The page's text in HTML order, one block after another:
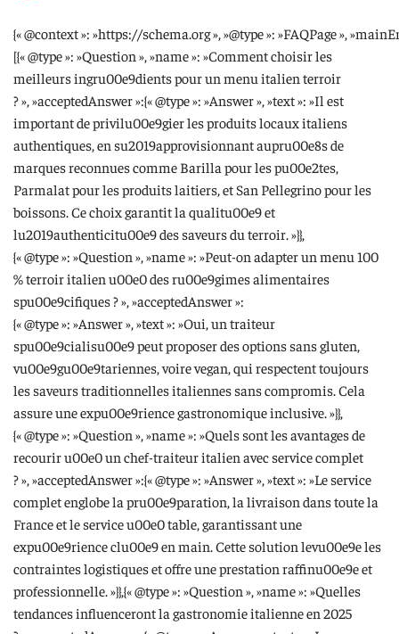
{« @context »: »https://schema.org », »@type »: »FAQPage »,
[{« @type »: »Question », »name »: »Comment choisir les
meilleurs ingru00e9dients pour un menu italien terroir
? », »acceptedAnswer »:{« @type »: »Answer », »text »: »Il est
important de privilu00e9gier les produits locaux italiens
authentiques, en su2019approvisionnant aupru00e8s de
marques reconnues comme Barilla pour les pu00e2tes,
Parmalat pour les produits laitiers, et San Pellegrino pour les
boissons. Ce choix garantit la qualitu00e9 et
lu2019authenticitu00e9 des saveurs du terroir. »}},
{« @type »: »Question », »name »: »Peut-on adapter un menu 100
% terroir italien u00e0 des ru00e9gimes alimentaires
spu00e9cifiques ? », »acceptedAnswer »:
{« @type »: »Answer », »text »: »Oui, un traiteur
spu00e9cialisu00e9 peut proposer des options sans gluten,
vu00e9gu00e9tariennes, voire vegan, qui respectent toujours
les saveurs traditionnelles italiennes sans compromis. Cela
assure une expu00e9rience gastronomique inclusive. »}},
{« @type »: »Question », »name »: »Quels sont les avantages de
recourir u00e0 un chef-traiteur italien avec service complet
? », »acceptedAnswer »:{« @type »: »Answer », »text »: »Le service
complet englobe la pru00e9paration, la livraison dans toute la
France et le service u00e0 table, garantissant une
expu00e9rience clu00e9 en main. Cette solution levu00e9e les
contraintes logistiques et offre une prestation raffinu00e9e et
professionnelle. »}},{« @type »: »Question », »name »: »Quelles
tendances influenceront la gastronomie italienne en 2025